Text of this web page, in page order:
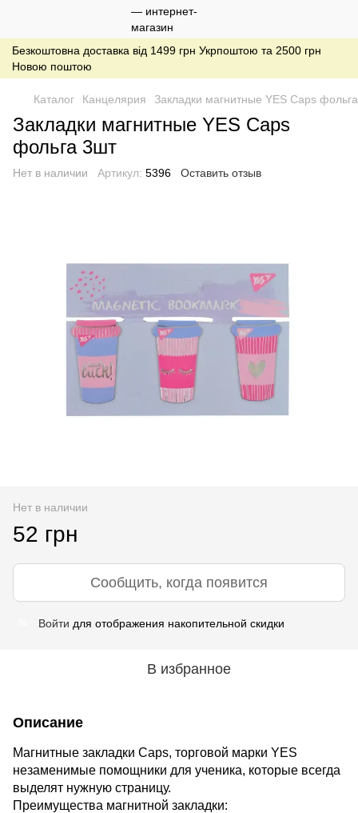
Безкоштовна доставка від 1499 грн Укрпоштою та 2500 грн
Новою поштою
Каталог Канцелярия Закладки магнитные YES Caps
Закладки магнитные YES Caps
фольга 3шт
Нет в наличии Артикул: 5396 Оставить отзыв
Нет в наличии
52 грн
Сообщить, когда появится
Войти для отображения накопительной скидки
В избранное
Описание
Магнитные закладки Caps, торговой марки YES
незаменимые помощники для ученика, которые всегда
выделят нужную страницу.
Преимущества магнитной закладки: